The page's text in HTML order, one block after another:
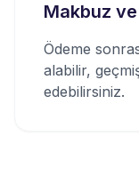
Makbuz
Ödeme
alabilir,
edebilirsiniz.